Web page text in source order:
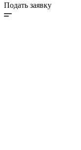
Подать заявку